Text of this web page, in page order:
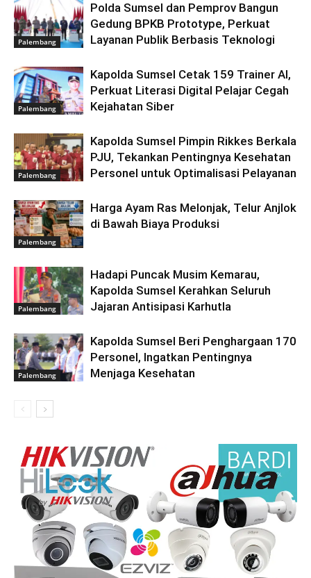
Palembang
Polda Sumsel dan Pemprov Bangun
Gedung BPKB Prototype, Perkuat
Layanan Publik Berbasis Teknologi
Palembang
Kapolda Sumsel Cetak 159 Trainer AI,
Perkuat Literasi Digital Pelajar Cegah
Kejahatan Siber
Palembang
Kapolda Sumsel Pimpin Rikkes Berkala
PJU, Tekankan Pentingnya Kesehatan
Personel untuk Optimalisasi Pelayanan
Palembang
Harga Ayam Ras Melonjak, Telur Anjlok
di Bawah Biaya Produksi
Palembang
Hadapi Puncak Musim Kemarau,
Kapolda Sumsel Kerahkan Seluruh
Jajaran Antisipasi Karhutla
Palembang
Kapolda Sumsel Beri Penghargaan 170
Personel, Ingatkan Pentingnya
Menjaga Kesehatan